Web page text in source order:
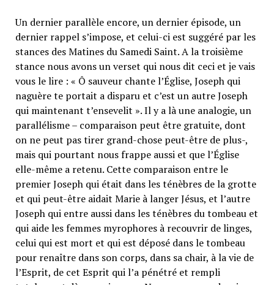
Un dernier parallèle encore, un dernier épisode, un
dernier rappel s’impose, et celui-ci est suggéré par les
stances des Matines du Samedi Saint. A la troisième
stance nous avons un verset qui nous dit ceci et je vais
vous le lire : « Ô sauveur chante l’Église, Joseph qui
naguère te portait a disparu et c’est un autre Joseph
qui maintenant t’ensevelit ». Il y a là une analogie, un
parallélisme – comparaison peut être gratuite, dont
on ne peut pas tirer grand-chose peut-être de plus-,
mais qui pourtant nous frappe aussi et que l’Église
elle-même a retenu. Cette comparaison entre le
premier Joseph qui était dans les ténèbres de la grotte
et qui peut-être aidait Marie à langer Jésus, et l’autre
Joseph qui entre aussi dans les ténèbres du tombeau et
qui aide les femmes myrophores à recouvrir de linges,
celui qui est mort et qui est déposé dans le tombeau
pour renaître dans son corps, dans sa chair, à la vie de
l’Esprit, de cet Esprit qui l’a pénétré et rempli